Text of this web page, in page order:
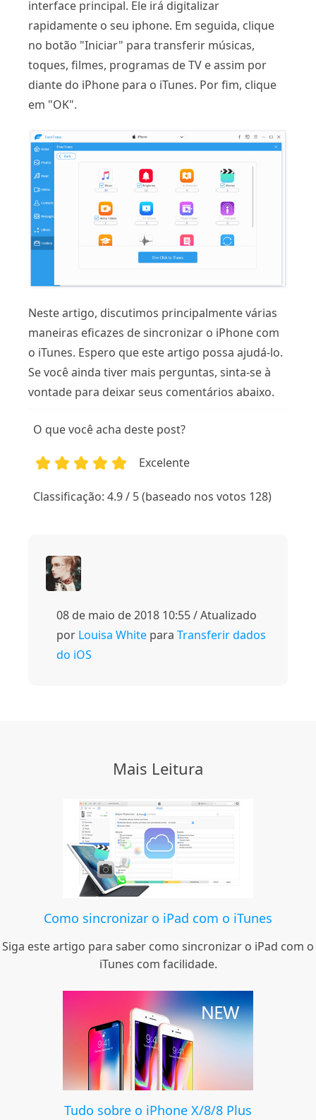
interface principal. Ele irá digitalizar
rapidamente o seu iphone. Em seguida, clique
no botão "Iniciar" para transferir músicas,
toques, filmes, programas de TV e assim por
diante do iPhone para o iTunes. Por fim, clique
em "OK".
Neste artigo, discutimos principalmente várias
maneiras eficazes de sincronizar o iPhone com
o iTunes. Espero que este artigo possa ajudá-lo.
Se você ainda tiver mais perguntas, sinta-se à
vontade para deixar seus comentários abaixo.
O que você acha deste post?
Excelente
Classificação: 4.9 / 5 (baseado nos votos 128)
08 de maio de 2018 10:55 / Atualizado
por Louisa White para Transferir dados
do iOS
Mais Leitura
Como sincronizar o iPad com o iTunes
Siga este artigo para saber como sincronizar o iPad com o
iTunes com facilidade.
Tudo sobre o iPhone X/8/8 Plus